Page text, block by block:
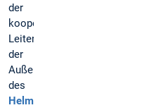
der
kooperative
Leiter
der
Außenstelle
des
Helmholtz-